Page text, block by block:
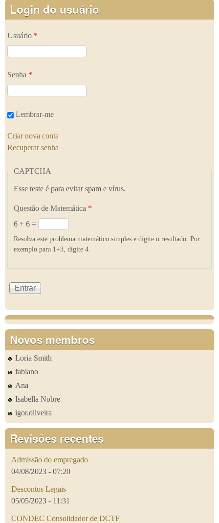
Login do usuário
Usuário *
Senha *
Lembrar-me
Criar nova conta
Recuperar senha
CAPTCHA
Esse teste é para evitar spam e vírus.
Questão de Matemática *
6 + 6 =
Resolva este problema matemático simples e digite o resultado. Por
exemplo para 1+3, digite 4.
Novos membros
Loria Smith
fabiano
Ana
Isabella Nobre
igor.oliveira
Revisões recentes
Admissão do empregado
04/08/2023 - 07:20
Descontos Legais
05/05/2023 - 11:31
CONDEC Consolidador de DCTF